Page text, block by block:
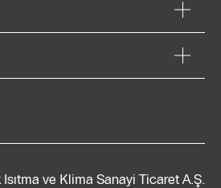
ve Klima Sanayi Ticaret A.Ş.